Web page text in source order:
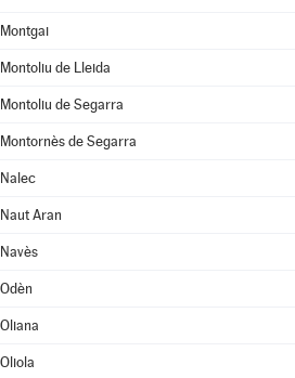
Montgai
Montoliu de Lleida
Montoliu de Segarra
Montornès de Segarra
Nalec
Naut Aran
Navès
Odèn
Oliana
Oliola